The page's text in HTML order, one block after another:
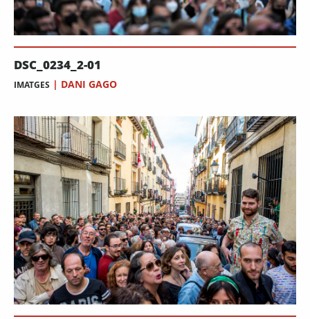
DSC_0234_2-01
IMATGES | DANI GAGO